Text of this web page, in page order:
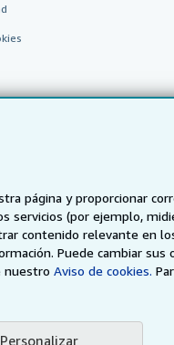
página y proporcionar
(por ejemplo,
contenido relevante en
Puede cambiar
nuestroAviso de cookies.
Personalizar
AbeBooks.it AbeBooks